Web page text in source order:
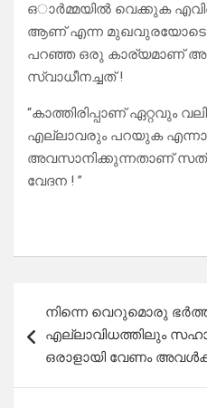
ഒാർമ്മയിൽ വെക്കുക
ആണ് എന്ന മുഖവുരയോടെ
പറഞ്ഞ ഒരു കാര്യമാണ്
സ്വാധീനച്ചത് !
“കാത്തിരിപ്പാണ് ഏറ്റവും
എല്ലാവരും പറയുക എന്നാൽ
അവസാനിക്കുന്നതാണ്
വേദന ! ”
navigation
നിന്നെ വെറുമൊരു
എല്ലാവിധത്തിലും
ഒരാളായി വേണം